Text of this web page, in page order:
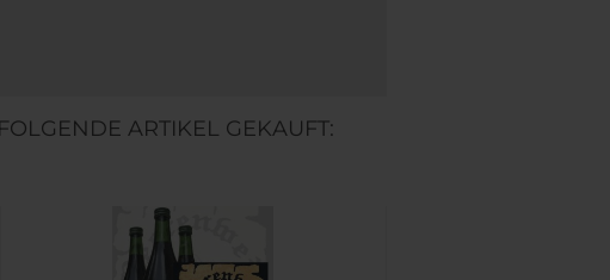
ARTIKEL GEKAUFT: